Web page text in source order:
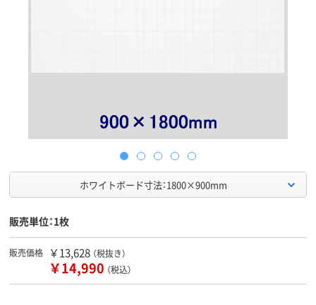
ホワイトボード寸法：1800×900mm
販売単位：1枚
販売価格 ￥13,628 （税抜き）
￥14,990 （税込）